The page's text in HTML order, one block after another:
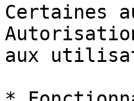
Certaines
aux